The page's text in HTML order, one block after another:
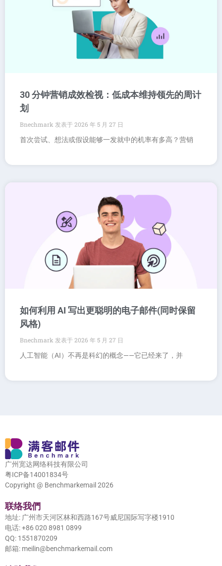
30 分钟营销成效检视：低成本维持领先的周计
划
Bnechmark
2026 年 5 月 27 日
首次尝试、想法或假设能够一发就中的机率有多高？营销
如何利用 AI 写出更聪明的电子邮件(同时保留
风格)
Bnechmark
2026 年 5 月 27 日
人工智能（AI）不再是科幻的概念——它已经来了，并
广州宽达网络科技有限公司
粤ICP备14001834号
Copyright @ Benchmarkemail 2026
联络我們
地址: 广州市天河区林和西路167号威尼国际写字楼1910
电话: +86 020 8981 0899
QQ: 1551870209
邮箱: meilin@benchmarkemail.com